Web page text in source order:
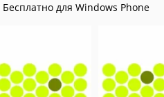
Бесплатно для Windows Phone